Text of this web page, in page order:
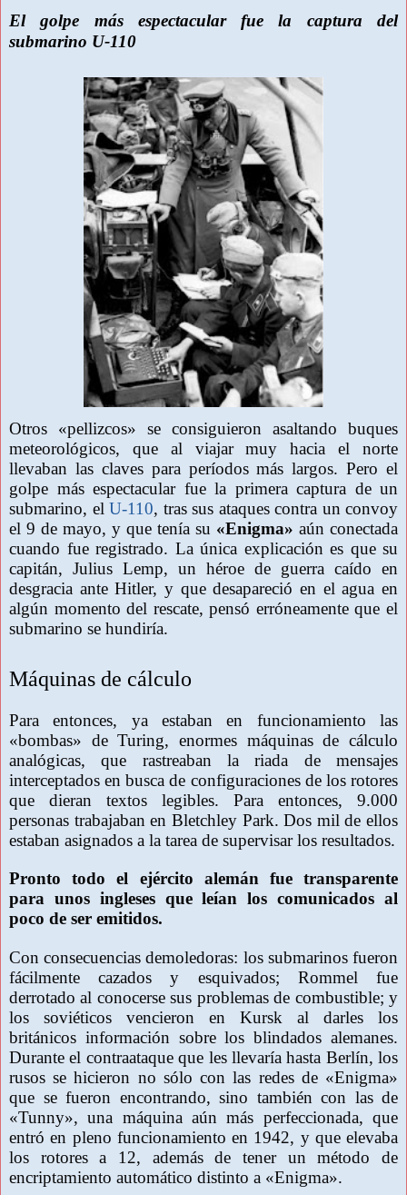
El golpe más espectacular fue la captura del
submarino U-110
Otros «pellizcos» se consiguieron asaltando buques
meteorológicos, que al viajar muy hacia el norte
llevaban las claves para períodos más largos. Pero el
golpe más espectacular fue la primera captura de un
submarino, el U-110, tras sus ataques contra un convoy
el 9 de mayo, y que tenía su «Enigma» aún conectada
cuando fue registrado. La única explicación es que su
capitán, Julius Lemp, un héroe de guerra caído en
desgracia ante Hitler, y que desapareció en el agua en
algún momento del rescate, pensó erróneamente que el
submarino se hundiría.
Máquinas de cálculo
Para entonces, ya estaban en funcionamiento las
«bombas» de Turing, enormes máquinas de cálculo
analógicas, que rastreaban la riada de mensajes
interceptados en busca de configuraciones de los rotores
que dieran textos legibles. Para entonces, 9.000
personas trabajaban en Bletchley Park. Dos mil de ellos
estaban asignados a la tarea de supervisar los resultados.
Pronto todo el ejército alemán fue transparente
para unos ingleses que leían los comunicados al
poco de ser emitidos.
Con consecuencias demoledoras: los submarinos fueron
fácilmente cazados y esquivados; Rommel fue
derrotado al conocerse sus problemas de combustible; y
los soviéticos vencieron en Kursk al darles los
británicos información sobre los blindados alemanes.
Durante el contraataque que les llevaría hasta Berlín, los
rusos se hicieron no sólo con las redes de «Enigma»
que se fueron encontrando, sino también con las de
«Tunny», una máquina aún más perfeccionada, que
entró en pleno funcionamiento en 1942, y que elevaba
los rotores a 12, además de tener un método de
encriptamiento automático distinto a «Enigma».